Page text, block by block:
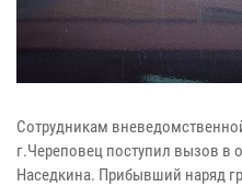
Сотрудникам
г.Череповец поступил вызов в
Наседкина. Прибывший наряд